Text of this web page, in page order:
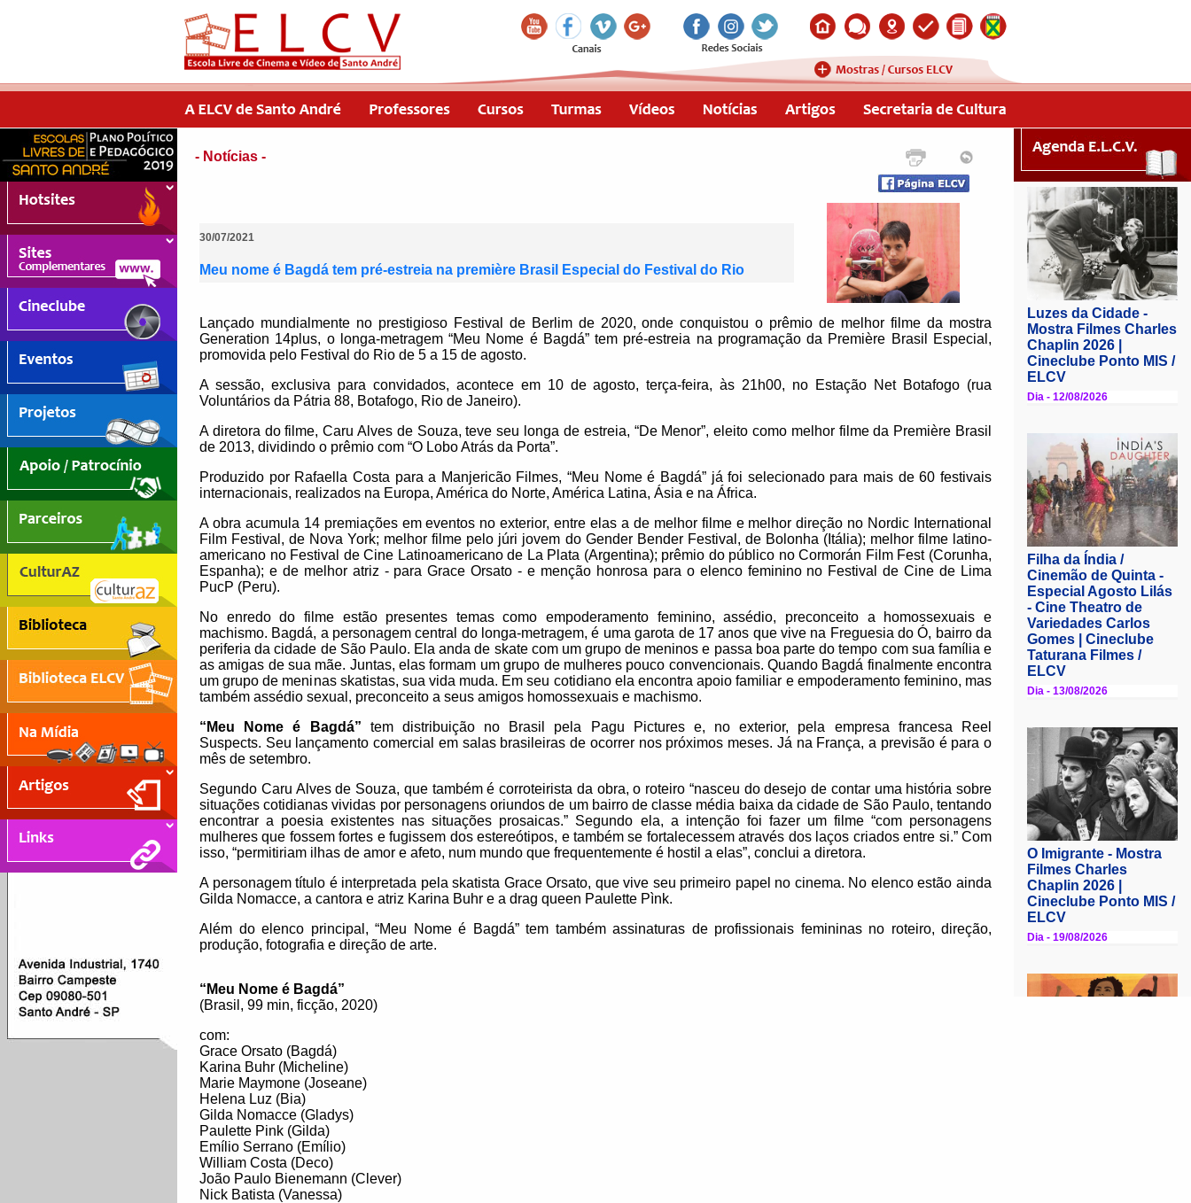
- Notícias -
30/07/2021
Meu nome é Bagdá tem pré-estreia na première Brasil Especial do Festival do Rio
Lançado mundialmente no prestigioso Festival de Berlim de 2020, onde conquistou o prêmio de melhor filme da mostra
Generation 14plus, o longa-metragem “Meu Nome é Bagdá” tem pré-estreia na programação da Première Brasil Especial,
promovida pelo Festival do Rio de 5 a 15 de agosto.
A sessão, exclusiva para convidados, acontece em 10 de agosto, terça-feira, às 21h00, no Estação Net Botafogo (rua
Voluntários da Pátria 88, Botafogo, Rio de Janeiro).
A diretora do filme, Caru Alves de Souza, teve seu longa de estreia, “De Menor”, eleito como melhor filme da Première Brasil
de 2013, dividindo o prêmio com “O Lobo Atrás da Porta”.
Produzido por Rafaella Costa para a Manjericão Filmes, “Meu Nome é Bagdá” já foi selecionado para mais de 60 festivais
internacionais, realizados na Europa, América do Norte, América Latina, Ásia e na África.
A obra acumula 14 premiações em eventos no exterior, entre elas a de melhor filme e melhor direção no Nordic International
Film Festival, de Nova York; melhor filme pelo júri jovem do Gender Bender Festival, de Bolonha (Itália); melhor filme latino-
americano no Festival de Cine Latinoamericano de La Plata (Argentina); prêmio do público no Cormorán Film Fest (Corunha,
Espanha); e de melhor atriz - para Grace Orsato - e menção honrosa para o elenco feminino no Festival de Cine de Lima
PucP (Peru).
No enredo do filme estão presentes temas como empoderamento feminino, assédio, preconceito a homossexuais e
machismo. Bagdá, a personagem central do longa-metragem, é uma garota de 17 anos que vive na Freguesia do Ó, bairro da
periferia da cidade de São Paulo. Ela anda de skate com um grupo de meninos e passa boa parte do tempo com sua família e
as amigas de sua mãe. Juntas, elas formam um grupo de mulheres pouco convencionais. Quando Bagdá finalmente encontra
um grupo de meninas skatistas, sua vida muda. Em seu cotidiano ela encontra apoio familiar e empoderamento feminino, mas
também assédio sexual, preconceito a seus amigos homossexuais e machismo.
“Meu Nome é Bagdá” tem distribuição no Brasil pela Pagu Pictures e, no exterior, pela empresa francesa Reel
Suspects. Seu lançamento comercial em salas brasileiras de ocorrer nos próximos meses. Já na França, a previsão é para o
mês de setembro.
Segundo Caru Alves de Souza, que também é corroteirista da obra, o roteiro “nasceu do desejo de contar uma história sobre
situações cotidianas vividas por personagens oriundos de um bairro de classe média baixa da cidade de São Paulo, tentando
encontrar a poesia existentes nas situações prosaicas.” Segundo ela, a intenção foi fazer um filme “com personagens
mulheres que fossem fortes e fugissem dos estereótipos, e também se fortalecessem através dos laços criados entre si.” Com
isso, “permitiriam ilhas de amor e afeto, num mundo que frequentemente é hostil a elas”, conclui a diretora.
A personagem título é interpretada pela skatista Grace Orsato, que vive seu primeiro papel no cinema. No elenco estão ainda
Gilda Nomacce, a cantora e atriz Karina Buhr e a drag queen Paulette Pìnk.
Além do elenco principal, “Meu Nome é Bagdá” tem também assinaturas de profissionais femininas no roteiro, direção,
produção, fotografia e direção de arte.
“Meu Nome é Bagdá”
(Brasil, 99 min, ficção, 2020)
com:
Grace Orsato (Bagdá)
Karina Buhr (Micheline)
Marie Maymone (Joseane)
Helena Luz (Bia)
Gilda Nomacce (Gladys)
Paulette Pink (Gilda)
Emílio Serrano (Emílio)
William Costa (Deco)
João Paulo Bienemann (Clever)
Nick Batista (Vanessa)